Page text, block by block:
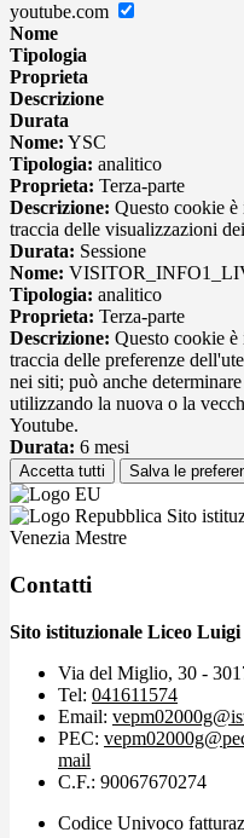
youtube.com
Nome
Tipologia
Proprieta
Descrizione
Durata
Nome: YSC
Tipologia: analitico
Proprieta: Terza-parte
Descrizione: Questo cookie è
traccia delle visualizzazioni
Durata: Sessione
Nome:
Tipologia: analitico
Proprieta: Terza-parte
Descrizione: Questo cookie è
traccia delle preferenze
nei siti; può anche
utilizzando la nuova o la
Youtube.
Durata: 6 mesi
Accetta tutti Salva le
Sito
Venezia Mestre
Contatti
Sito istituzionale Liceo
Via del Miglio, 30 -
Tel: 041611574
Email:
PEC:
mail
C.F.: 90067670274
Codice Univoco